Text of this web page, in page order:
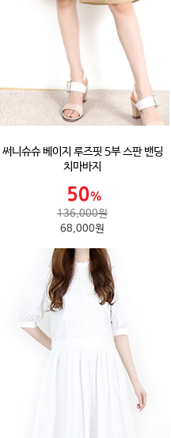
써니슈슈 베이지 루즈핏 5부 스판 밴딩
치마바지
136,000원
68,000원